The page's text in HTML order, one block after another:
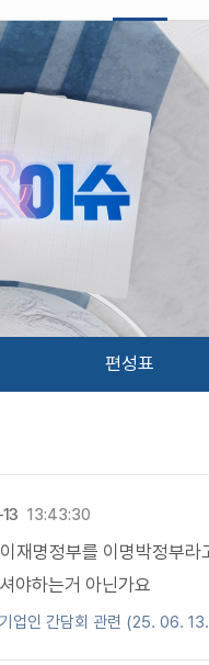
편성표
13:43:30
재명정부를 이명박정부
야하는거 아닌가요
업인 간담회 관련 (25. 06.